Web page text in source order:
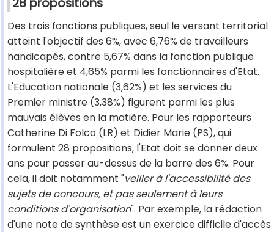
28 propositions
Des trois fonctions publiques, seul le versant territorial
atteint l'objectif des 6%, avec 6,76% de travailleurs
handicapés, contre 5,67% dans la fonction publique
hospitalière et 4,65% parmi les fonctionnaires d'Etat.
L'Education nationale (3,62%) et les services du
Premier ministre (3,38%) figurent parmi les plus
mauvais élèves en la matière. Pour les rapporteurs
Catherine Di Folco (LR) et Didier Marie (PS), qui
formulent 28 propositions, l'Etat doit se donner deux
ans pour passer au-dessus de la barre des 6%. Pour
cela, il doit notamment "veiller à l'accessibilité des
sujets de concours, et pas seulement à leurs
conditions d'organisation". Par exemple, la rédaction
d'une note de synthèse est un exercice difficile d'accès